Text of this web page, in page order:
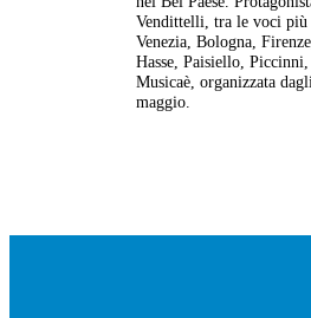
Vendittelli, tra le voci più
Venezia, Bologna,
Hasse, Paisiello,
Musicaè, organizzata
maggio.